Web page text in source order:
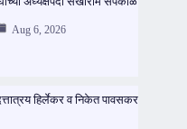
Aug 6, 2026
हिर्लेकर व निकेत पावसकर